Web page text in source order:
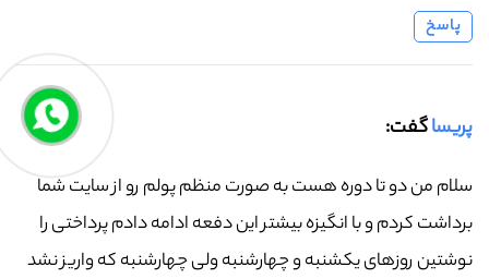
پاسخ
پریساگفت:
سلام من دو تا دوره هست به صورت منظم پولم رو از سایت شما
برداشت کردم و با انگیزه بیشتر این دفعه ادامه دادم پرداختی را
نوشتین روزهای یکشنبه و چهارشنبه ولی چهارشنبه که واریز نشد